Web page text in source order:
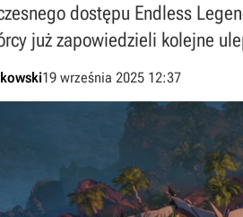
dostępu Endless
już zapowiedzieli kolejne
19 września 2025 12:37